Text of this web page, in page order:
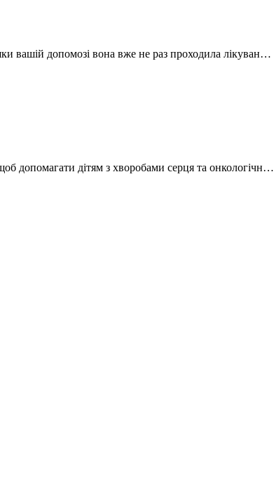
вашій допомозі вона вже не раз проходила лікуван…
допомагати дітям з хворобами серця та онкологічн…